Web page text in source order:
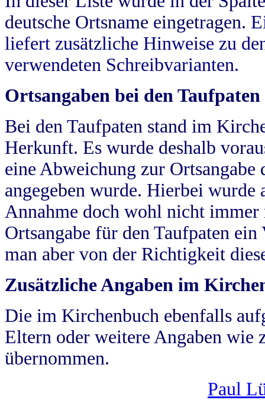
deutsche Ortsname eingetragen.
liefert zusätzliche Hinweise zu
verwendeten Schreibvarianten.
Ortsangaben bei den Taufpaten
Bei den Taufpaten stand im
Herkunft. Es wurde deshalb
eine Abweichung zur
angegeben wurde. Hierbei wurde
Annahme doch wohl nicht
Ortsangabe für den Taufpaten
man aber von der Richtigkeit
Zusätzliche Angaben im
Die im Kirchenbuch ebenfalls
Eltern oder weitere Angaben wie
übernommen.
Paul